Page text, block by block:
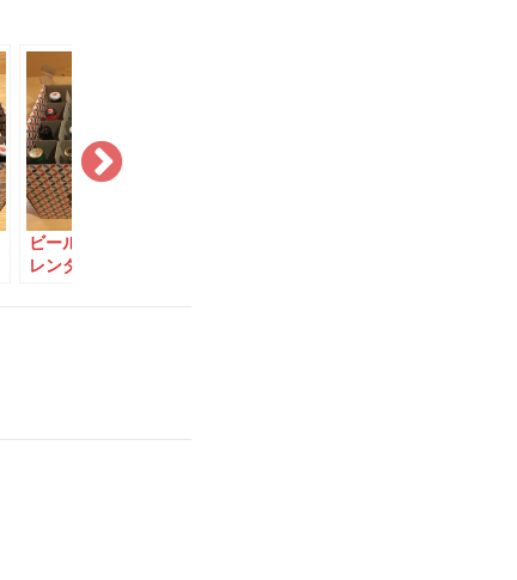
ビール版クリスマスカ
レンダー：12月4日